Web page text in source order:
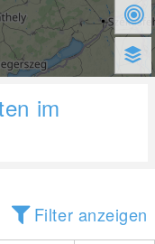
im
Filter anzeigen